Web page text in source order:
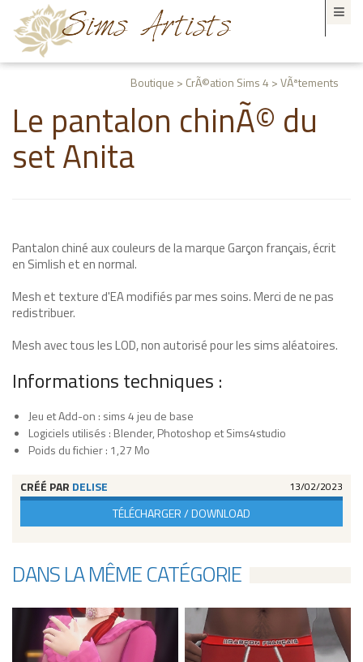
Boutique > CrÃ©ation Sims 4 > VÃªtements
Le pantalon chinÃ© du
set Anita
Pantalon chiné aux couleurs de la marque Garçon français, écrit
en Simlish et en normal.
Mesh et texture d'EA modifiés par mes soins. Merci de ne pas
redistribuer.
Mesh avec tous les LOD, non autorisé pour les sims aléatoires.
Informations techniques :
Jeu et Add-on : sims 4 jeu de base
Logiciels utilisés : Blender, Photoshop et Sims4studio
Poids du fichier : 1,27 Mo
CRÉÉ PAR DELISE 13/02/2023
TÉLÉCHARGER / DOWNLOAD
DANS LA MÊME CATÉGORIE